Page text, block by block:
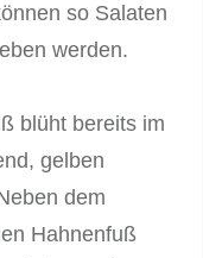
so Salaten
werden.
blüht bereits im
gelben
dem
Hahnenfuß